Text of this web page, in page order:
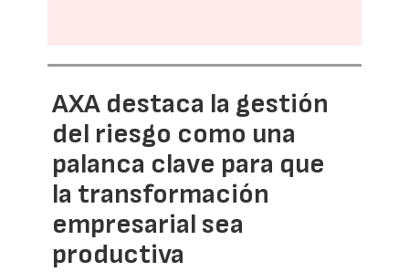
AXA destaca la gestión
del riesgo como una
palanca clave para que
la transformación
empresarial sea
productiva